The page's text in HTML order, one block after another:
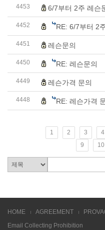
4453 6/7부터 2주 레슨
4452 RE: 6/7부터 2
4451 레슨문의
4450 RE: 레슨문의
4449 레슨가격 문의
4448 RE: 레슨가격
1 2 3 4
9
10
HOME AGREEMENT
Email Collecting Prohibition